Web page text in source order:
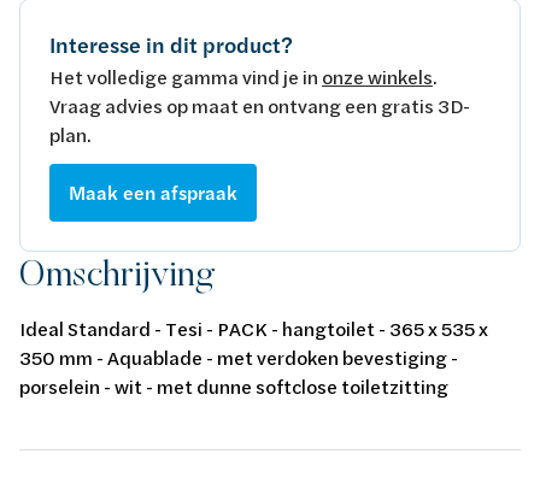
Interesse in dit product?
Het volledige gamma vind je in onze winkels.
Vraag advies op maat en ontvang een gratis 3D-
plan.
Maak een afspraak
Omschrijving
Ideal Standard - Tesi - PACK - hangtoilet - 365 x 535 x
350 mm - Aquablade - met verdoken bevestiging -
porselein - wit - met dunne softclose toiletzitting